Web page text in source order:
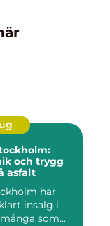
och trygg
asfalt
har
insalg i
som...